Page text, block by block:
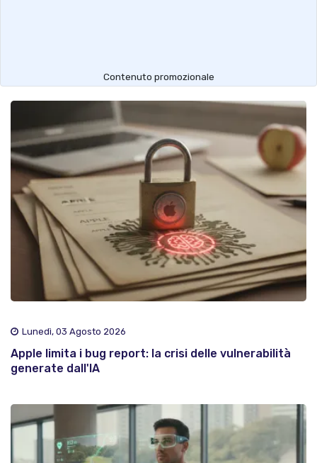
Contenuto promozionale
Lunedì, 03 Agosto 2026
Apple limita i bug report: la crisi delle vulnerabilità
generate dall'IA